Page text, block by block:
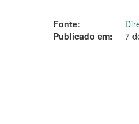
Fonte:
Publicado em:
7